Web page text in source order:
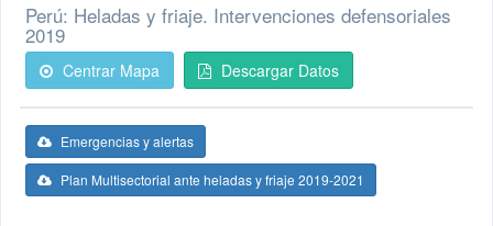
Perú: Heladas y friaje. Intervenciones defensoriales
2019
Centrar Mapa Descargar Datos
Emergencias y alertas
Plan Multisectorial ante heladas y friaje 2019-2021